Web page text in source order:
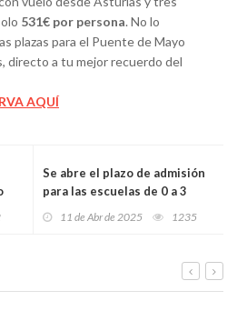
531€ por persona. No lo
plazas para el Puente de Mayo
directo a tu mejor recuerdo del
AQUÍ
Se abre el plazo de admisión
para las escuelas de 0 a 3
11 de Abr de 2025 1235